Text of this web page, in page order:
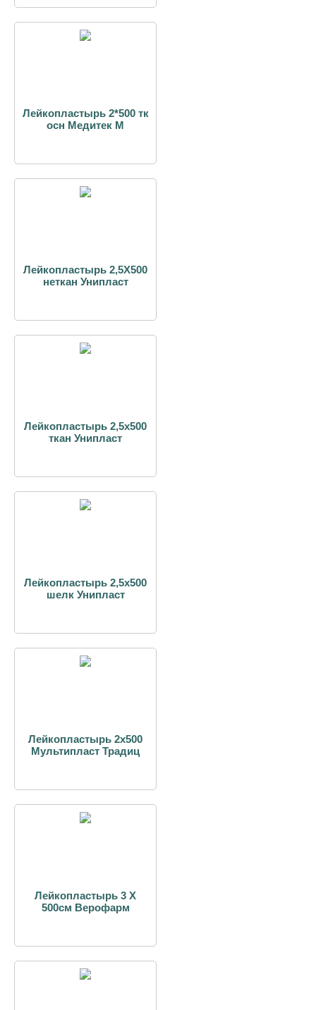
Лейкопластырь 2*500 тк
осн Медитек М
Лейкопластырь 2,5Х500
неткан Унипласт
Лейкопластырь 2,5х500
ткан Унипласт
Лейкопластырь 2,5х500
шелк Унипласт
Лейкопластырь 2х500
Мультипласт Традиц
Лейкопластырь 3 Х
500см Верофарм